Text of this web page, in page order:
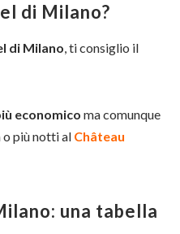
di Milano?
di Milano, ti consiglio il
economico ma comunque
o più notti al Château
una tabella